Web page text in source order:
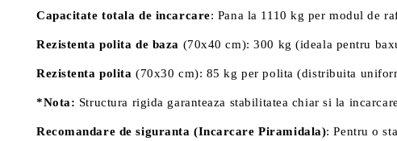
Capacitate totala de incarcare: Pana la 1110 kg per modul de
Rezistenta polita de baza (70x40 cm): 300 kg (ideala pentru
Rezistenta polita (70x30 cm): 85 kg per polita (distribuita
*Nota: Structura rigida garanteaza stabilitatea chiar si la
Recomandare de siguranta (Incarcare Piramidala): Pentru o